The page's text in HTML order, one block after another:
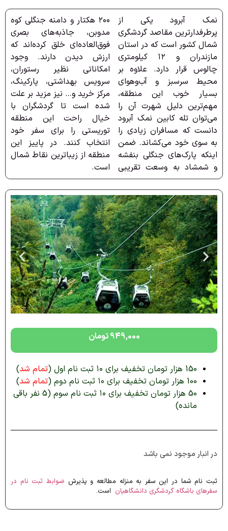
نمک آبرود یکی از
پرطرفدارترین مقاصد گردشگری
شمال کشور است که در استان
مازندران و ۱۲ کیلومتری
چالوس قرار دارد. علاوه بر
محیط سرسبز و آب‌وهوای
بسیار خوب این منطقه،
مهم‌ترین دلیل شهرت آن را
می‌توان تله کابین نمک آبرود
دانست که مسافران زیادی را
به سوی خود می‌کشاند. ضمن
اینکه پارک‌های جنگلی بنفشه
و شمشاد به وسعت تقريبی
۲۰۰ هكتار و دامنه جنگلی كوه
مدوبن، جاذبه‌های بصری
فوق‌العاده‌ای خلق کرده‌اند که
ارزش دیدن دارند. وجود
امکاناتی نظیر رستوران،
سرویس بهداشتی، پارکینگ،
مرکز خرید و… نیز مزید بر علت
شده است تا گردشگران با
خیال راحت این منطقه
توریستی را برای سفر خود
انتخاب کنند. در پاییز این
منطقه از زیباترین نقاط شمال
است.
949,000تومان
150 هزار تومان تخفیف برای ۱۰ ثبت نام اول ( تمام شد)
100 هزار تومان تخفیف برای ۱۰ ثبت نام دوم (
تمام شد)
50 هزار تومان تخفیف برای ۱۰ ثبت نام سوم (5 نفر باقی
مانده)
در انبار موجود نمی باشد
ثبت نام شما در این سفر به منزله مطالعه و پذیرش ضوابط ثبت نام در
سفرهای باشگاه گردشگری دانشگاهیان است.